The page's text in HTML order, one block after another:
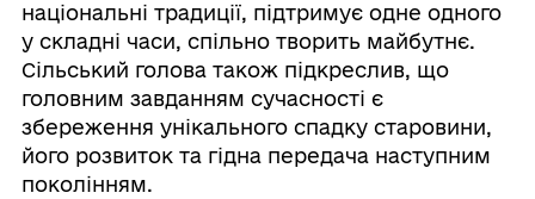
національні традиції, підтримує одне одного
у складні часи, спільно творить майбутнє.
Сільський голова також підкреслив, що
головним завданням сучасності є
збереження унікального спадку старовини,
його розвиток та гідна передача наступним
поколінням.